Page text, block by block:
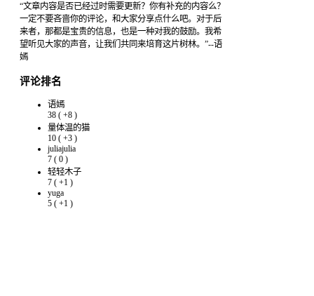
“文章内容是否已经过时需要更新？你有补充的内容么？
一定不要吝啬你的评论，和大家分享点什么吧。对于后
来者，那都是宝贵的信息，也是一种对我的鼓励。我希
望听见大家的声音，让我们共同来培育这片树林。”--语
嫣
评论排名
语嫣
38 ( +8 )
量体温的猫
10 ( +3 )
juliajulia
7 ( 0 )
轻轻木子
7 ( +1 )
yuga
5 ( +1 )